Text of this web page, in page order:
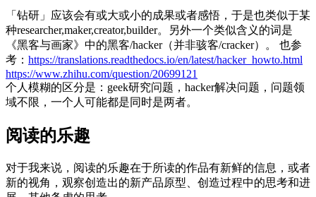
「钻研」应该会有或大或小的成果或者感悟，于是也类似于某
种researcher,maker,creator,builder。另外一个类似含义的词是
《黑客与画家》中的黑客/hacker（并非骇客/cracker）。 也参
考： https://translations.readthedocs.io/en/latest/hacker_howto.html
https://www.zhihu.com/question/20699121
个人模糊的区分是：geek研究问题，hacker解决问题，问题领
域不限，一个人可能都是同时是两者。
阅读的乐趣
对于我来说，阅读的乐趣在于所读的作品有新鲜的信息，或者
新的视角，观察创造出的新产品原型、创造过程中的思考和进